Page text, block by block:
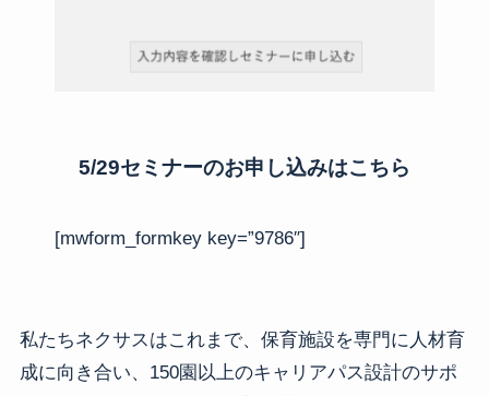
5/29セミナーのお申し込みはこちら
[mwform_formkey key=”9786″]
私たちネクサスはこれまで、保育施設を専門に人材育
成に向き合い、150園以上のキャリアパス設計のサポ